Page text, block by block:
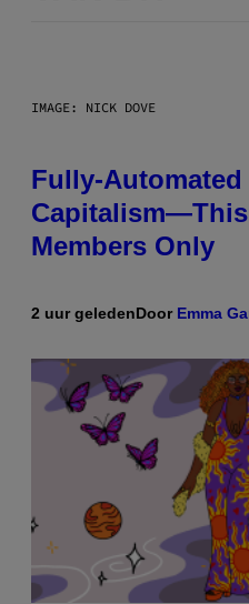
IMAGE: NICK DOVE
Fully-
Capitalism—This
Members Only
2 uur geledenDoor Emma